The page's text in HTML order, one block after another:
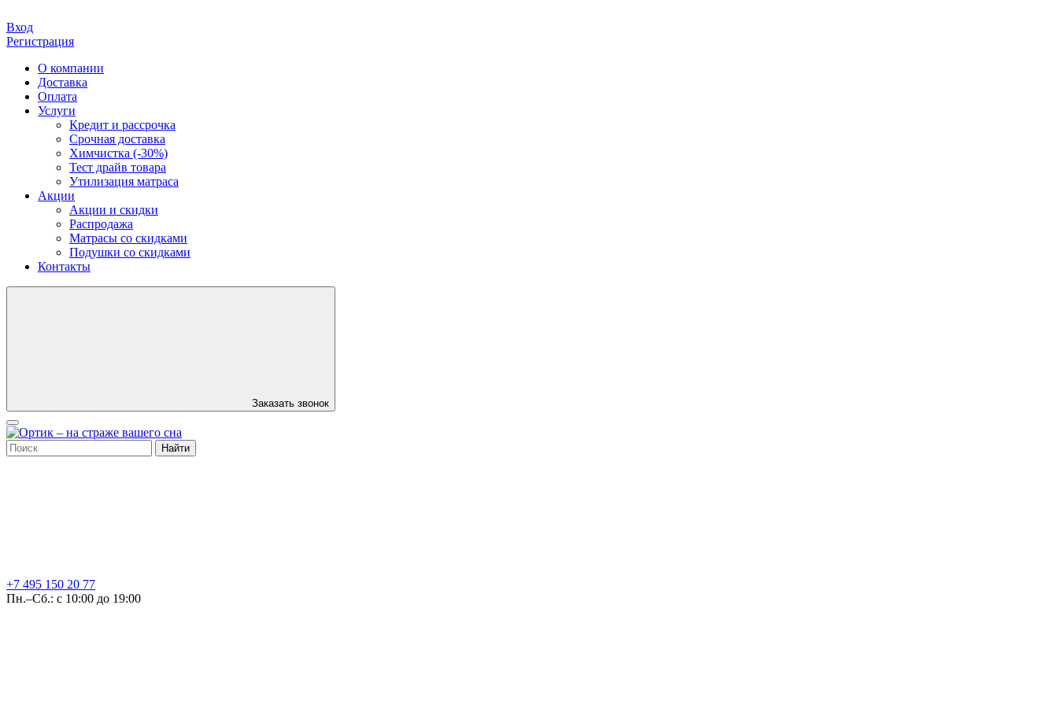
Вход
Регистрация
О компании
Доставка
Оплата
Услуги
Кредит и рассрочка
Срочная доставка
Химчистка (-30%)
Тест драйв товара
Утилизация матраса
Акции
Акции и скидки
Распродажа
Матрасы со скидками
Подушки со скидками
Контакты
Заказать звонок
Найти
+7 495 150 20 77
Пн.–Сб.: с 10:00 до 19:00